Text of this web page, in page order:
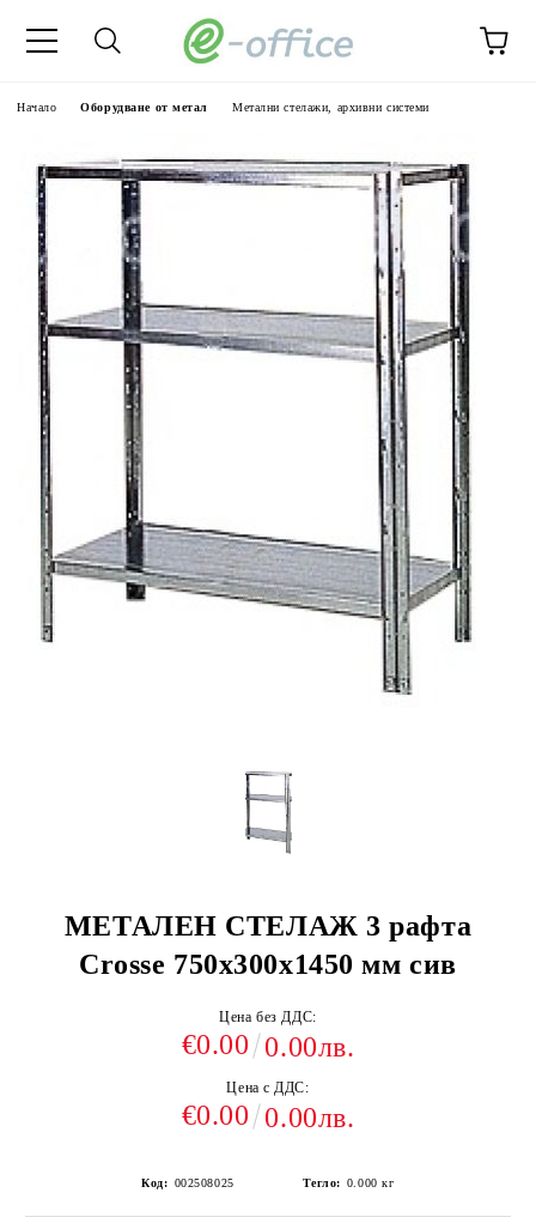
Начало Оборудване от метал Метални стелажи, архивни системи
МЕТАЛЕН СТЕЛАЖ 3 рафта
Crosse 750х300х1450 мм сив
Цена без ДДС:
€0.00 0.00лв.
Цена с ДДС:
€0.00 0.00лв.
Код: 002508025 Тегло: 0.000 кг